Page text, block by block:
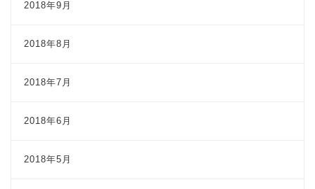
2018年9月
2018年8月
2018年7月
2018年6月
2018年5月